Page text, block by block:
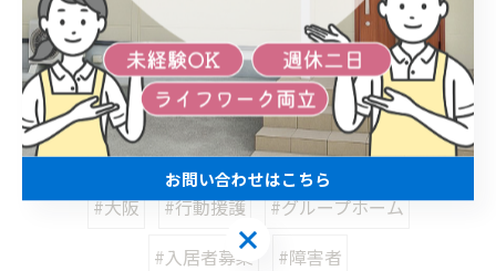
< 前のページ 次のページ >
関連タグ
#大阪 #行動援護
#グループホーム
#入居者募集
#障害者
お問い合わせはこちら
お問い合わせはこちら